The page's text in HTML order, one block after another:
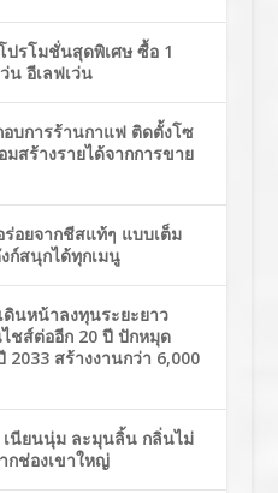
ปรโมชั่นสุดพิเศษ ซื้อ 1
น อีเลฟเว่น
บการร้านกาแฟ ติดตั้งโซ
สร้างรายได้จากการขาย
อยจากชีสแท้ๆ แบบเต็ม
ก์สนุกได้ทุกเมนู
นหน้าลงทุนระยะยาว
ชส์ต่ออีก 20 ปี ปักหมุด
สร้างงานกว่า 6,000
เนียนนุ่ม ละมุนลิ้น กลิ่นไม่
กช่องเขาใหญ่